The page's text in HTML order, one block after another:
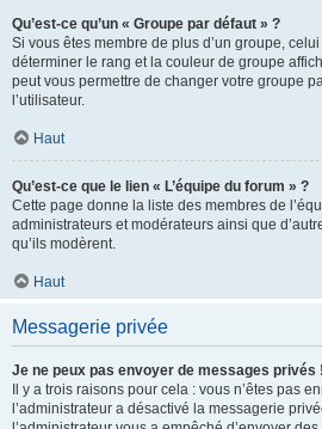
Qu’est-ce qu’un « Groupe par défaut » ?
Si vous êtes membre de plus d’un groupe,
déterminer le rang et la couleur de groupe
peut vous permettre de changer votre groupe
l’utilisateur.
Haut
Qu’est-ce que le lien « L’équipe du forum » ?
Cette page donne la liste des membres de
administrateurs et modérateurs ainsi que
qu’ils modèrent.
Haut
Messagerie privée
Je ne peux pas envoyer de messages privés !
Il y a trois raisons pour cela : vous n’êtes pas
l’administrateur a désactivé la messagerie